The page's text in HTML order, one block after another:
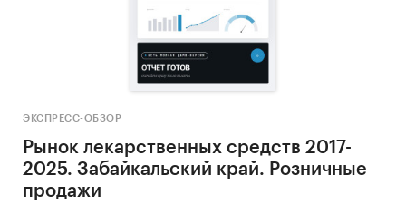
ЭКСПРЕСС-ОБЗОР
Рынок лекарственных средств 2017-
2025. Забайкальский край. Розничные
продажи